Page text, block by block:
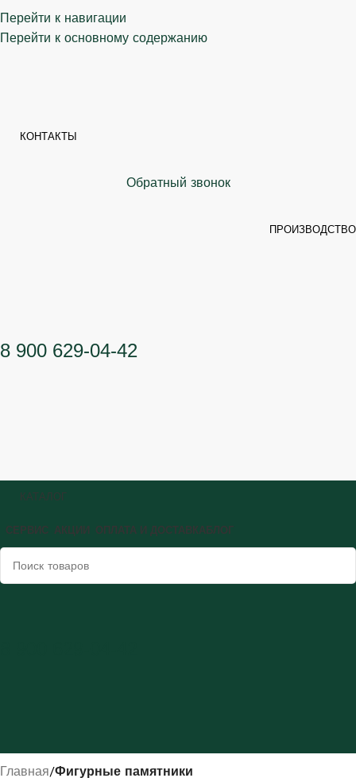
Перейти к навигации
Перейти к основному содержанию
КОНТАКТЫ
Обратный звонок
ПРОИЗВОДСТВО
8 900 629-04-42
КАТАЛОГ
СЕРВИС АКЦИИ ОПЛАТА И ДОСТАВКА БЛОГ
Главная Фигурные памятники